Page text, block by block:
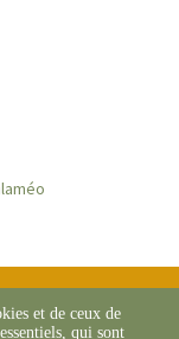
et de ceux de
qui sont